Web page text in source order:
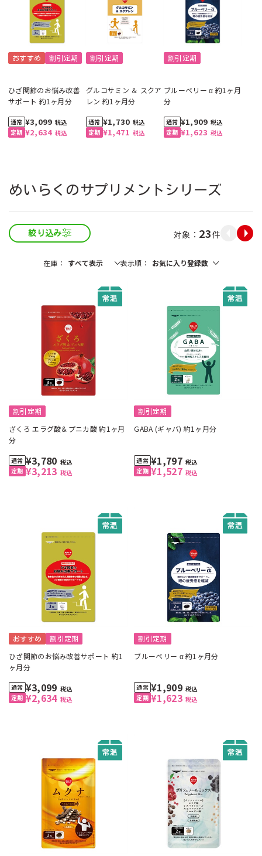
おすすめ 割引定期
ひざ関節のお悩み改善
サポート 約1ヶ月分
¥2,634 税込
¥3,099 税込
割引定期
グルコサミン ＆ スクア
レン 約1ヶ月分
¥1,471 税込
¥1,730 税込
割引定期
ブルーベリー α 約1ヶ月
分
¥1,623 税込
¥1,909 税込
めいらくのサプリメントシリーズ
絞り込み 23件
在庫 表示順
割引定期
ざくろ エラグ酸＆プニカ酸 約1ヶ月
分
¥3,213 税込
¥3,780 税込
割引定期
GABA (ギャバ) 約1ヶ月分
¥1,527 税込
¥1,797 税込
おすすめ 割引定期
ひざ関節のお悩み改善サポート 約1
ヶ月分
¥2,634 税込
¥3,099 税込
割引定期
ブルーベリー α 約1ヶ月分
¥1,623 税込
¥1,909 税込